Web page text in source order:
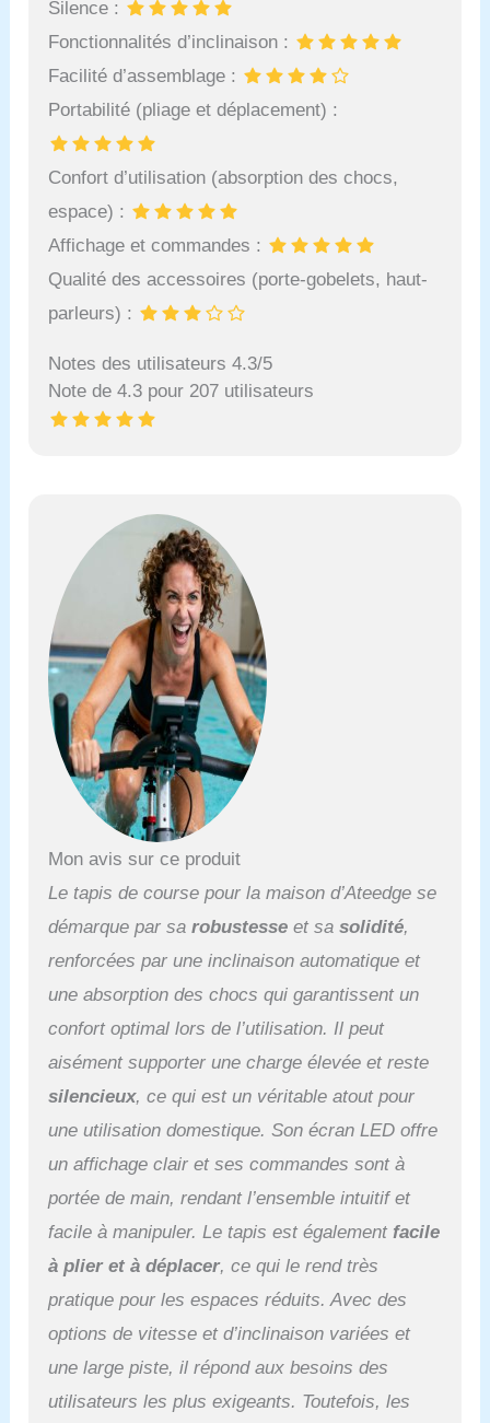
Silence :
Fonctionnalités d’inclinaison :
Facilité d’assemblage :
Portabilité (pliage et déplacement) :
Confort d’utilisation (absorption des chocs,
espace) :
Affichage et commandes :
Qualité des accessoires (porte-gobelets, haut-
parleurs) :
Notes des utilisateurs 4.3/5
Note de 4.3 pour 207 utilisateurs
Mon avis sur ce produit
Le tapis de course pour la maison d’Ateedge se
démarque par sarobustesse et sasolidité,
renforcées par une inclinaison automatique et
une absorption des chocs qui garantissent un
confort optimal lors de l’utilisation. Il peut
aisément supporter une charge élevée et reste
silencieux, ce qui est un véritable atout pour
une utilisation domestique. Son écran LED offre
un affichage clair et ses commandes sont à
portée de main, rendant l’ensemble intuitif et
facile à manipuler. Le tapis est égalementfacile
à plier et à déplacer, ce qui le rend très
pratique pour les espaces réduits. Avec des
options de vitesse et d’inclinaison variées et
une large piste, il répond aux besoins des
utilisateurs les plus exigeants. Toutefois, les